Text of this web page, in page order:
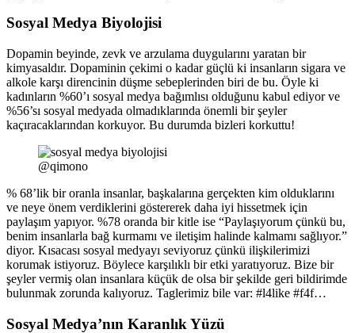
Sosyal Medya Biyolojisi
Dopamin beyinde, zevk ve arzulama duygularını yaratan bir
kimyasaldır. Dopaminin çekimi o kadar güçlü ki insanların sigara ve
alkole karşı direncinin düşme sebeplerinden biri de bu. Öyle ki
kadınların %60’ı sosyal medya bağımlısı olduğunu kabul ediyor ve
%56’sı sosyal medyada olmadıklarında önemli bir şeyler
kaçıracaklarından korkuyor. Bu durumda bizleri korkuttu!
@qimono
% 68’lik bir oranla insanlar, başkalarına gerçekten kim olduklarını
ve neye önem verdiklerini göstererek daha iyi hissetmek için
paylaşım yapıyor. %78 oranda bir kitle ise “Paylaşıyorum çünkü bu,
benim insanlarla bağ kurmamı ve iletişim halinde kalmamı sağlıyor.”
diyor. Kısacası sosyal medyayı seviyoruz çünkü ilişkilerimizi
korumak istiyoruz. Böylece karşılıklı bir etki yaratıyoruz. Bize bir
şeyler vermiş olan insanlara küçük de olsa bir şekilde geri bildirimde
bulunmak zorunda kalıyoruz. Taglerimiz bile var: #l4like #f4f…
Sosyal Medya’nın Karanlık Yüzü